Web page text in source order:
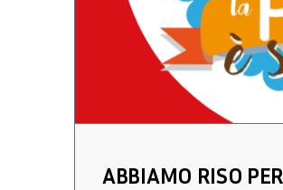
ABBIAMO RISO